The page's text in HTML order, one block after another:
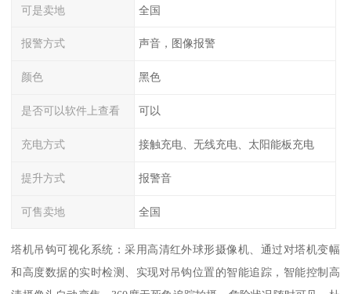
可是卖地 全国
报警方式 声音，图像报警
颜色 黑色
是否可以软件上查看 可以
充电方式 接触充电、无线充电、太阳能板充电
提升方式 报警音
可售卖地 全国
塔机吊钩可视化系统：采用高清红外球形摄像机、通过对塔机变幅
和高度数据的实时检测、实现对吊钩位置的智能追踪，智能控制高